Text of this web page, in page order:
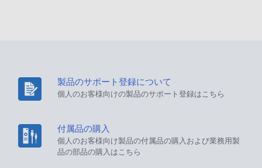
製品のサポート登録について
個人のお客様向けの製品のサポート登録はこちら
付属品の購入
個人のお客様向け製品の付属品の購入および業務用製
品の部品の購入はこちら